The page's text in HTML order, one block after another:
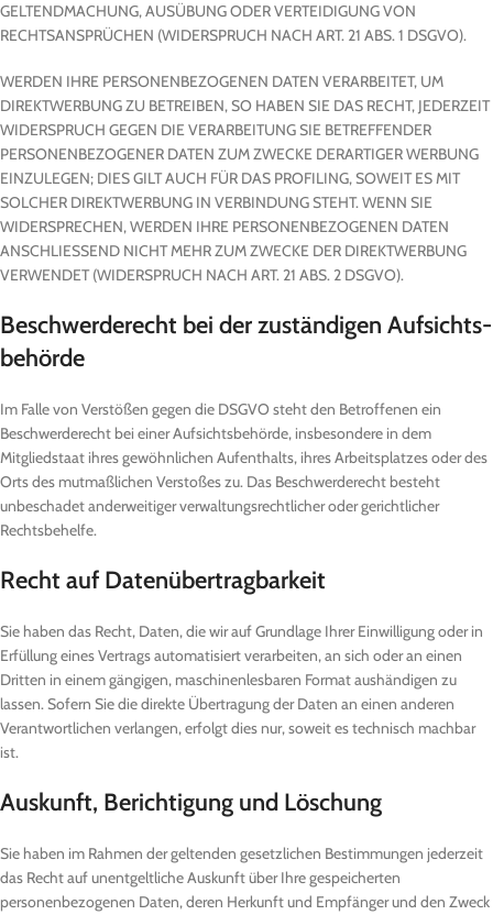
GELTENDMACHUNG, AUSÜBUNG ODER VERTEIDIGUNG VON
RECHTSANSPRÜCHEN (WIDERSPRUCH NACH ART. 21 ABS. 1 DSGVO).
WERDEN IHRE PERSONENBEZOGENEN DATEN VERARBEITET, UM
DIREKTWERBUNG ZU BETREIBEN, SO HABEN SIE DAS RECHT, JEDERZEIT
WIDERSPRUCH GEGEN DIE VERARBEITUNG SIE BETREFFENDER
PERSONENBEZOGENER DATEN ZUM ZWECKE DERARTIGER WERBUNG
EINZULEGEN; DIES GILT AUCH FÜR DAS PROFILING, SOWEIT ES MIT
SOLCHER DIREKTWERBUNG IN VERBINDUNG STEHT. WENN SIE
WIDERSPRECHEN, WERDEN IHRE PERSONENBEZOGENEN DATEN
ANSCHLIESSEND NICHT MEHR ZUM ZWECKE DER DIREKTWERBUNG
VERWENDET (WIDERSPRUCH NACH ART. 21 ABS. 2 DSGVO).
Beschwerde­recht bei der zuständigen Aufsichts­
behörde
Im Falle von Verstößen gegen die DSGVO steht den Betroffenen ein
Beschwerderecht bei einer Aufsichtsbehörde, insbesondere in dem
Mitgliedstaat ihres gewöhnlichen Aufenthalts, ihres Arbeitsplatzes oder des
Orts des mutmaßlichen Verstoßes zu. Das Beschwerderecht besteht
unbeschadet anderweitiger verwaltungsrechtlicher oder gerichtlicher
Rechtsbehelfe.
Recht auf Daten­übertrag­barkeit
Sie haben das Recht, Daten, die wir auf Grundlage Ihrer Einwilligung oder in
Erfüllung eines Vertrags automatisiert verarbeiten, an sich oder an einen
Dritten in einem gängigen, maschinenlesbaren Format aushändigen zu
lassen. Sofern Sie die direkte Übertragung der Daten an einen anderen
Verantwortlichen verlangen, erfolgt dies nur, soweit es technisch machbar
ist.
Auskunft, Berichtigung und Löschung
Sie haben im Rahmen der geltenden gesetzlichen Bestimmungen jederzeit
das Recht auf unentgeltliche Auskunft über Ihre gespeicherten
personenbezogenen Daten, deren Herkunft und Empfänger und den Zweck